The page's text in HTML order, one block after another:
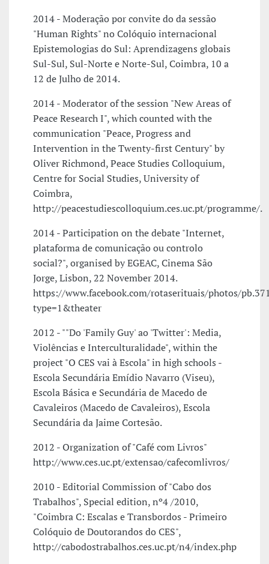
2014 - Moderação por convite do da sessão
"Human Rights" no Colóquio internacional
Epistemologias do Sul: Aprendizagens globais
Sul-Sul, Sul-Norte e Norte-Sul, Coimbra, 10 a
12 de Julho de 2014.
2014 - Moderator of the session "New Areas of
Peace Research I", which counted with the
communication "Peace, Progress and
Intervention in the Twenty-first Century" by
Oliver Richmond, Peace Studies Colloquium,
Centre for Social Studies, University of
Coimbra,
http://peacestudiescolloquium.ces.uc.pt/programme/.
2014 - Participation on the debate "Internet,
plataforma de comunicação ou controlo
social?", organised by EGEAC, Cinema São
Jorge, Lisbon, 22 November 2014.
https://www.facebook.com/rotaserituais/photos/
type=1&theater
2012 - ""Do 'Family Guy' ao 'Twitter': Media,
Violências e Interculturalidade", within the
project "O CES vai à Escola" in high schools -
Escola Secundária Emídio Navarro (Viseu),
Escola Básica e Secundária de Macedo de
Cavaleiros (Macedo de Cavaleiros), Escola
Secundária da Jaime Cortesão.
2012 - Organization of "Café com Livros"
http://www.ces.uc.pt/extensao/cafecomlivros/
2010 - Editorial Commission of "Cabo dos
Trabalhos", Special edition, nº4 /2010,
"Coimbra C: Escalas e Transbordos - Primeiro
Colóquio de Doutorandos do CES",
http://cabodostrabalhos.ces.uc.pt/n4/index.php